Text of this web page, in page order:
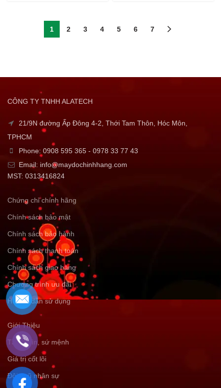
1 2 3 4 5 6 7
CÔNG TY TNHH ALATECH
21/9N đường Ấp Đông 4-2, Thới Tam Thôn, Hóc Môn,
TPHCM
Phone: 0908 595 365 - 0978 33 77 43
Email: info@maydochinhhang.com
MST: 0313416824
Chứng chỉ chính hãng
Chính sách bảo mật
Chính sách bảo hành
Chính sách thanh toán
Chính sách giao hàng
Chương trình ưu đãi
Hướng dẫn sử dụng
Giới Thiệu
Tầm nhìn, sứ mệnh
Giá trị cốt lõi
Đội ngũ nhân sự